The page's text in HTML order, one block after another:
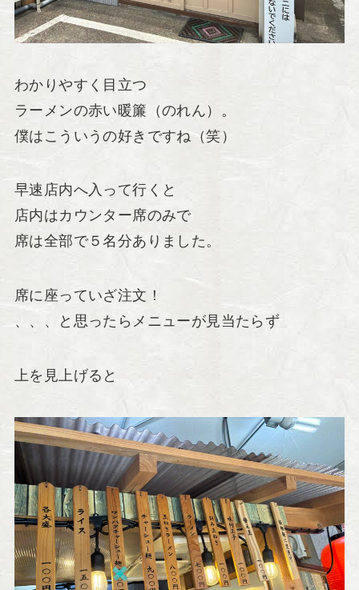
わかりやすく目立つ
ラーメンの赤い暖簾（のれん）。
僕はこういうの好きですね（笑）
早速店内へ入って行くと
店内はカウンター席のみで
席は全部で５名分ありました。
席に座っていざ注文！
、、、と思ったらメニューが見当たらず
上を見上げると